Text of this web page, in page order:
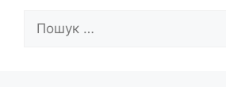
Пошук: